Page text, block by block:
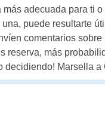
adecuada para ti
puede resultarte
comentarios
reserva, más
Marsella